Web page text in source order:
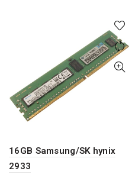
16GB Samsung/SK hynix
2933